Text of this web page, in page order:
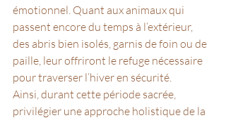
émotionnel. Quant aux animaux qui
passent encore du temps à l’extérieur,
des abris bien isolés, garnis de foin ou de
paille, leur offriront le refuge nécessaire
pour traverser l’hiver en sécurité.
Ainsi, durant cette période sacrée,
privilégier une approche holistique de la